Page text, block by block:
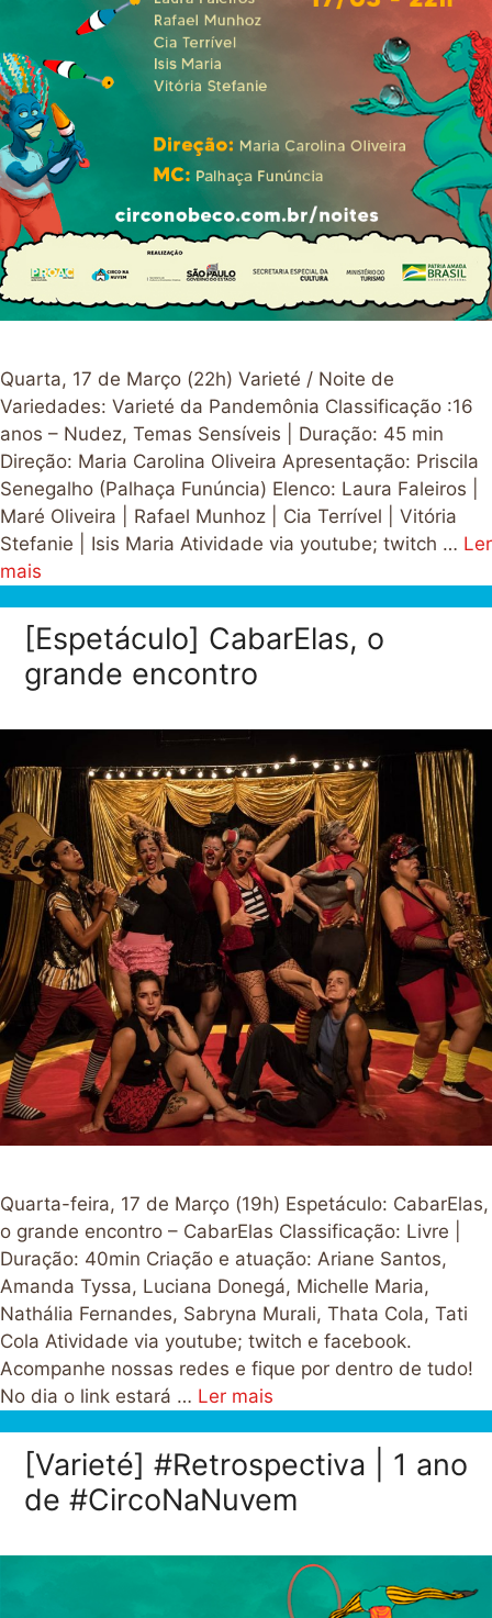
Quarta, 17 de Março (22h) Varieté / Noite de
Variedades: Varieté da Pandemônia Classificação :16
anos – Nudez, Temas Sensíveis | Duração: 45 min
Direção: Maria Carolina Oliveira Apresentação: Priscila
Senegalho (Palhaça Funúncia) Elenco: Laura Faleiros |
Maré Oliveira | Rafael Munhoz | Cia Terrível | Vitória
Stefanie | Isis Maria Atividade via youtube; twitch … Ler
mais
[Espetáculo] CabarElas, o
grande encontro
Quarta-feira, 17 de Março (19h) Espetáculo: CabarElas,
o grande encontro – CabarElas Classificação: Livre |
Duração: 40min Criação e atuação: Ariane Santos,
Amanda Tyssa, Luciana Donegá, Michelle Maria,
Nathália Fernandes, Sabryna Murali, Thata Cola, Tati
Cola Atividade via youtube; twitch e facebook.
Acompanhe nossas redes e fique por dentro de tudo!
No dia o link estará … Ler mais
[Varieté] #Retrospectiva | 1 ano
de #CircoNaNuvem